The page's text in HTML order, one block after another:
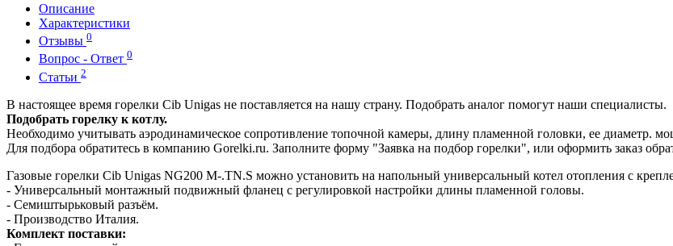
Описание
Характеристики
Отзывы 0
Вопрос - Ответ 0
Статьи 2
В настоящее время горелки Cib Unigas не поставляется на нашу страну. Подобрать аналог помогут наши специалисты.
Подобрать горелку к котлу.
Необходимо учитывать аэродинамическое сопротивление топочной камеры, длину пламенной головки, ее диаметр.
Для подбора обратитесь в компанию Gorelki.ru. Заполните форму "Заявка на подбор горелки", или оформить заказ
Газовые горелки Cib Unigas NG200 M-.TN.S можно установить на напольный универсальный котел отопления с
- Универсальный монтажный подвижный фланец с регулировкой настройки длины пламенной головы.
- Семиштырьковый разъём.
- Производство Италия.
Комплект поставки: